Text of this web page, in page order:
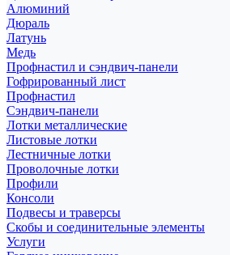
Алюминий
Дюраль
Латунь
Медь
Профнастил и сэндвич-панели
Гофрированный лист
Профнастил
Сэндвич-панели
Лотки металлические
Листовые лотки
Лестничные лотки
Проволочные лотки
Профили
Консоли
Подвесы и траверсы
Скобы и соединительные элементы
Услуги